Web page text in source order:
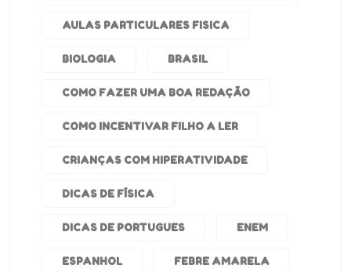
AULAS PARTICULARES FISICA
BIOLOGIA BRASIL
COMO FAZER UMA BOA REDAÇÃO
COMO INCENTIVAR FILHO A LER
CRIANÇAS COM HIPERATIVIDADE
DICAS DE FÍSICA
DICAS DE PORTUGUES ENEM
ESPANHOL FEBRE AMARELA